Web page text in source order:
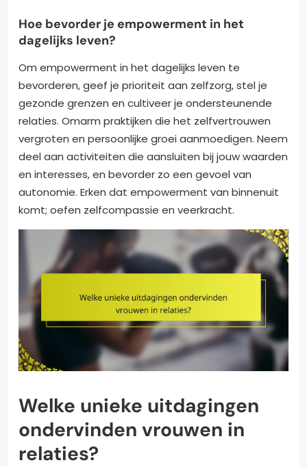
Hoe bevorder je empowerment in het
dagelijks leven?
Om empowerment in het dagelijks leven te
bevorderen, geef je prioriteit aan zelfzorg, stel je
gezonde grenzen en cultiveer je ondersteunende
relaties. Omarm praktijken die het zelfvertrouwen
vergroten en persoonlijke groei aanmoedigen. Neem
deel aan activiteiten die aansluiten bij jouw waarden
en interesses, en bevorder zo een gevoel van
autonomie. Erken dat empowerment van binnenuit
komt; oefen zelfcompassie en veerkracht.
Welke unieke uitdagingen
ondervinden vrouwen in
relaties?